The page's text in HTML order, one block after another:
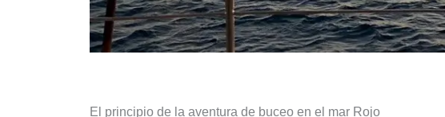
El principio de la aventura de buceo en el mar Rojo